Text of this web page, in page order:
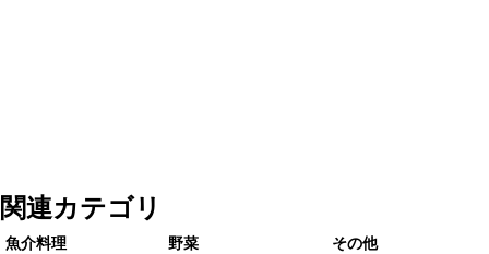
関連カテゴリ
魚介料理 野菜 その他